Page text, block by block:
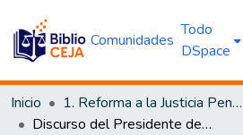
Comunidades
Todo
DSpace
Inicio 1. Reforma a la Justicia Penal
Discurso del Presidente de la Corte Suprema